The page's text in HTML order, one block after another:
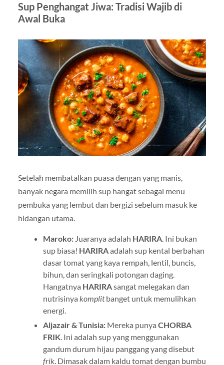
Sup Penghangat Jiwa: Tradisi Wajib di
Awal Buka
Setelah membatalkan puasa dengan yang manis,
banyak negara memilih sup hangat sebagai menu
pembuka yang lembut dan bergizi sebelum masuk ke
hidangan utama.
Maroko:Juaranya adalah HARIRA. Ini bukan
sup biasa! HARIRAadalah sup kental berbahan
dasar tomat yang kaya rempah, lentil, buncis,
bihun, dan seringkali potongan daging.
Hangatnya HARIRAsangat melegakan dan
nutrisinya komplitbanget untuk memulihkan
energi.
Aljazair & Tunisia:Mereka punya CHORBA
FRIK. Ini adalah sup yang menggunakan
gandum durum hijau panggang yang disebut
frik. Dimasak dalam kaldu tomat dengan bumbu